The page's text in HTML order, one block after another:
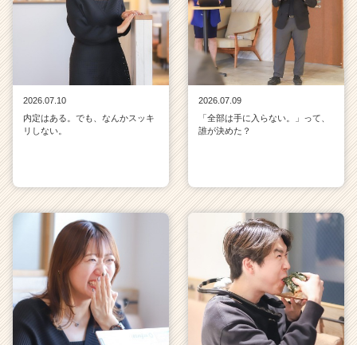
2026.07.10
内定はある。でも、なんかスッキ
リしない。
2026.07.09
「全部は手に入らない。」って、
誰が決めた？